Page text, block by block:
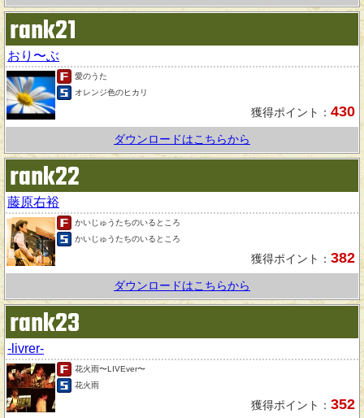
rank21
おり〜ぶ
愛のうた
オレンジ色のヒカリ
獲得ポイント： 430
ダウンロードはこちらから
rank22
藤原右裕
かいじゅうたちのいるところ
かいじゅうたちのいるところ
獲得ポイント： 382
ダウンロードはこちらから
rank23
-livrer-
花火雨〜LIVEver〜
花火雨
獲得ポイント： 352